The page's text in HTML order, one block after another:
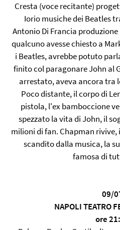
Cresta (voce recitante)
Iorio musiche dei Beatles
Antonio Di Francia
qualcuno avesse chiesto a
i Beatles, avrebbe potuto
finito col paragonare John al
arrestato, aveva ancora tra
Poco distante, il corpo di
pistola, l'ex bamboccione
spezzato la vita di John, il
milioni di fan. Chapman
scandito dalla musica, la
famosa di
09/
NAPOLI TEATRO
ore